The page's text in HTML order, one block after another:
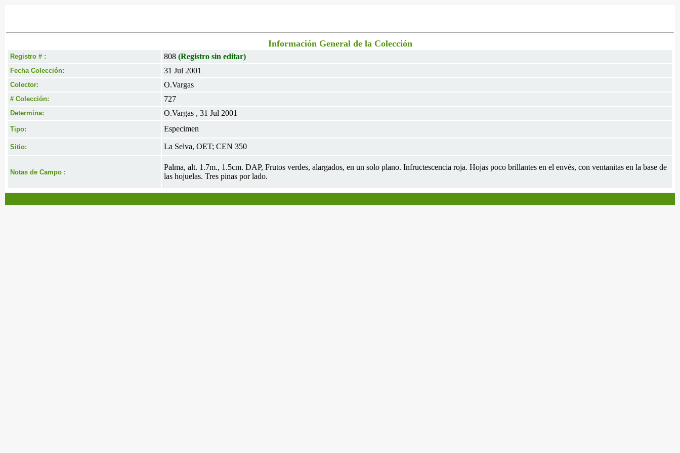
Información General de la Colección
Registro # : 808 (Registro sin editar)
Fecha Colección: 31 Jul 2001
Colector: O.Vargas
# Colección: 727
Determina: O.Vargas , 31 Jul 2001
Tipo: Especimen
Sitio: La Selva, OET; CEN 350
Notas de Campo :
Palma, alt. 1.7m., 1.5cm. DAP, Frutos verdes, alargados, en un solo plano. Infructescencia roja. Hojas poco brillantes en el envés, con ventanitas en la base de
las hojuelas. Tres pinas por lado.